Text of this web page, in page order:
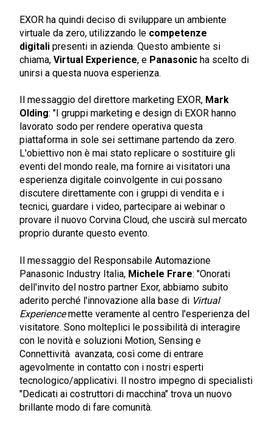
EXOR ha quindi deciso di sviluppare un ambiente
virtuale da zero, utilizzando le competenze
digitali presenti in azienda. Questo ambiente si
chiama, Virtual Experience, e Panasonic ha scelto di
unirsi a questa nuova esperienza.
Il messaggio del direttore marketing EXOR, Mark
Olding: "I gruppi marketing e design di EXOR hanno
lavorato sodo per rendere operativa questa
piattaforma in sole sei settimane partendo da zero.
L'obiettivo non è mai stato replicare o sostituire gli
eventi del mondo reale, ma fornire ai visitatori una
esperienza digitale coinvolgente in cui possano
discutere direttamente con i gruppi di vendita e i
tecnici, guardare i video, partecipare ai webinar o
provare il nuovo Corvina Cloud, che uscirà sul mercato
proprio durante questo evento.
Il messaggio del Responsabile Automazione
Panasonic Industry Italia, Michele Frare: "Onorati
dell'invito del nostro partner Exor, abbiamo subito
aderito perché l'innovazione alla base di Virtual
Experience mette veramente al centro l'esperienza del
visitatore. Sono molteplici le possibilità di interagire
con le novità e soluzioni Motion, Sensing e
Connettività avanzata, così come di entrare
agevolmente in contatto con i nostri esperti
tecnologico/applicativi. Il nostro impegno di specialisti
"Dedicati ai costruttori di macchina" trova un nuovo
brillante modo di fare comunità.